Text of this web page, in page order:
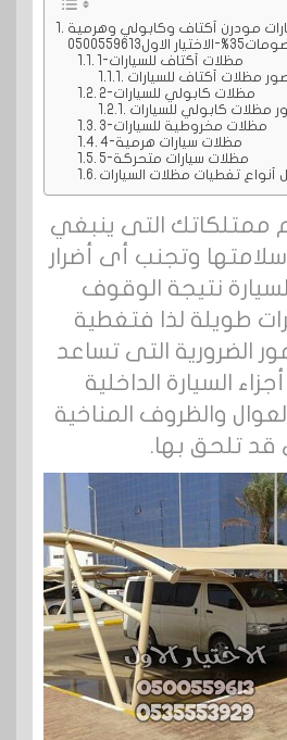
مودرن أكتاف وكابولي وهرمية
الاول0500559613
1-مظلات أكتاف للسيارات
مظلات أكتاف للسيارات
2-مظلات كابولي للسيارات
مظلات كابولي للسيارات
3-مظلات مخروطية للسيارات
4-مظلات سيارات هرمية
5-مظلات سيارات متحركة
أنواع تغطيات مظلات السيارات
ممتلكاتك التى ينبغي
وتجنب أى أضرار
نتيجة الوقوف
طويلة لذا فتغطية
الضرورية التى تساعد
السيارة الداخلية
والظروف المناخية
قد تلحق بها.